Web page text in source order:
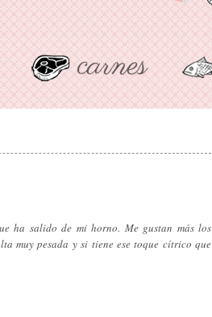
ha salido de mi horno. Me gustan más los
muy pesada y si tiene ese toque cítrico que